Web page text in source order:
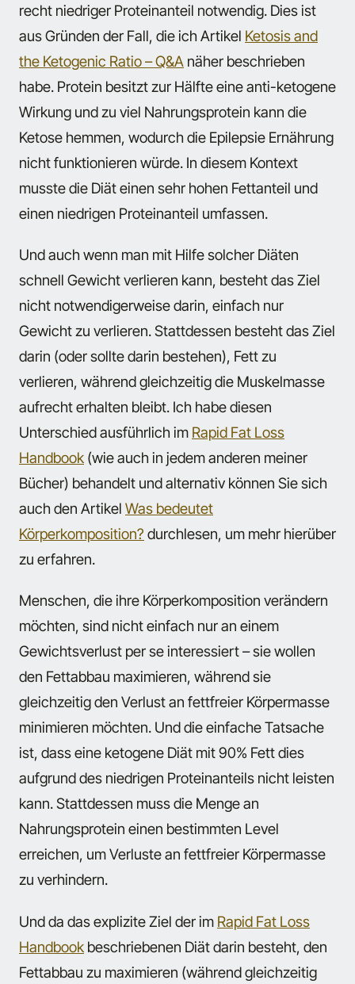
recht niedriger Proteinanteil notwendig. Dies ist
aus Gründen der Fall, die ich Artikel Ketosis and
the Ketogenic Ratio – Q&A näher beschrieben
habe. Protein besitzt zur Hälfte eine anti-ketogene
Wirkung und zu viel Nahrungsprotein kann die
Ketose hemmen, wodurch die Epilepsie Ernährung
nicht funktionieren würde. In diesem Kontext
musste die Diät einen sehr hohen Fettanteil und
einen niedrigen Proteinanteil umfassen.
Und auch wenn man mit Hilfe solcher Diäten
schnell Gewicht verlieren kann, besteht das Ziel
nicht notwendigerweise darin, einfach nur
Gewicht zu verlieren. Stattdessen besteht das Ziel
darin (oder sollte darin bestehen), Fett zu
verlieren, während gleichzeitig die Muskelmasse
aufrecht erhalten bleibt. Ich habe diesen
Unterschied ausführlich im Rapid Fat Loss
Handbook (wie auch in jedem anderen meiner
Bücher) behandelt und alternativ können Sie sich
auch den Artikel Was bedeutet
Körperkomposition? durchlesen, um mehr hierüber
zu erfahren.
Menschen, die ihre Körperkomposition verändern
möchten, sind nicht einfach nur an einem
Gewichtsverlust per se interessiert – sie wollen
den Fettabbau maximieren, während sie
gleichzeitig den Verlust an fettfreier Körpermasse
minimieren möchten. Und die einfache Tatsache
ist, dass eine ketogene Diät mit 90% Fett dies
aufgrund des niedrigen Proteinanteils nicht leisten
kann. Stattdessen muss die Menge an
Nahrungsprotein einen bestimmten Level
erreichen, um Verluste an fettfreier Körpermasse
zu verhindern.
Und da das explizite Ziel der im Rapid Fat Loss
Handbook beschriebenen Diät darin besteht, den
Fettabbau zu maximieren (während gleichzeitig